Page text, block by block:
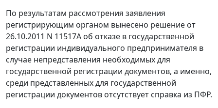
По результатам рассмотрения заявления
регистрирующим органом вынесено решение от
26.10.2011 N 11517А об отказе в государственной
регистрации индивидуального предпринимателя в
случае непредставления необходимых для
государственной регистрации документов, а именно,
среди представленных для государственной
регистрации документов отсутствует справка из ПФР.